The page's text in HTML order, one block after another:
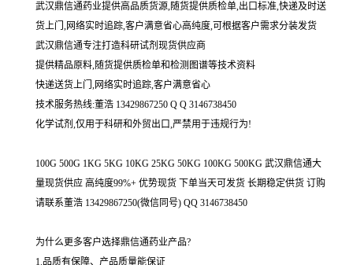
武汉鼎信通药业提供高品质货源,随货提供质检单,出口标准,快递及时送
货上门,网络实时追踪,客户满意省心高纯度,可根据客户需求分装发货
武汉鼎信通专注打造科研试剂现货供应商
提供精品原料,随货提供质检单和检测图谱等技术资料
快递送货上门,网络实时追踪,客户满意省心
技术服务热线:董浩 13429867250 Q Q 3146738450
化学试剂,仅用于科研和外贸出口,严禁用于违规行为!
100G 500G 1KG 5KG 10KG 25KG 50KG 100KG 500KG 武汉鼎信通大
量现货供应 高纯度99%+ 优势现货 下单当天可发货 长期稳定供货 订购
请联系董浩 13429867250(微信同号) QQ 3146738450
为什么更多客户选择鼎信通药业产品?
1.品质有保障、产品质量能保证